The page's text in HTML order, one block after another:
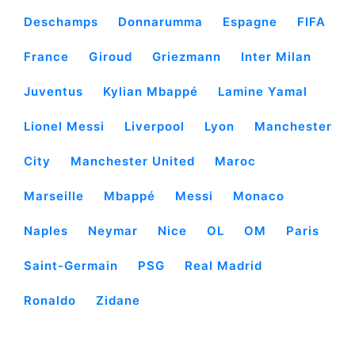
Deschamps Donnarumma Espagne FIFA
France Giroud Griezmann Inter Milan
Juventus Kylian Mbappé Lamine Yamal
Lionel Messi Liverpool Lyon Manchester
City Manchester United Maroc
Marseille Mbappé Messi Monaco
Naples Neymar Nice OL OM Paris
Saint-Germain PSG Real Madrid
Ronaldo Zidane